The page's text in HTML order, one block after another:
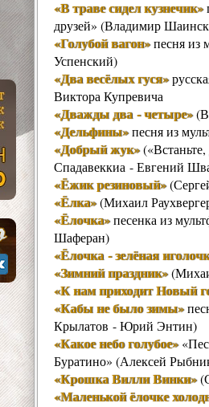
«В траве сидел кузнечик»
друзей» (Владимир
«Голубой вагон»песня из
Успенский)
«Два весёлых гуся»
Виктора Купревича
«Дважды два - четыре»
«Дельфины»песня из
«Добрый жук»
Спадавеккиа - Евгений
«Ёжик резиновый»
«Ёлка»(Михаил
«Ёлочка»песенка из
Шаферан)
«Ёлочка - зелёная
«Зимний праздник»
«К нам приходит Новый
«Кабы не было зимы»
Крылатов - Юрий Энтин)
«Какое небо голубое»
Буратино» (Алексей
«Крошка Вилли Винки»
«Маленькой ёлочке